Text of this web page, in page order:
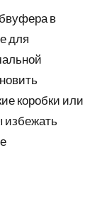
в
для
коробки или
избежать